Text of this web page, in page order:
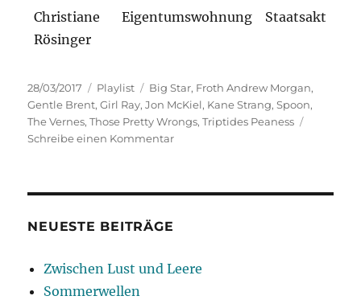
Christiane
Rösinger
Eigentumswohnung Staatsakt
Veröffentlicht
am
28/03/2017 Kategorien
Playlist Schlagwörter
Big Star, Froth Andrew Morgan,
Gentle Brent,Girl Ray,Jon McKiel, Kane Strang,Spoon,
The Vernes,Those Pretty Wrongs,Triptides Peaness
Schreibe einen Kommentarzu
NEUESTE BEITRÄGE
Zwischen Lust und Leere
Sommerwellen